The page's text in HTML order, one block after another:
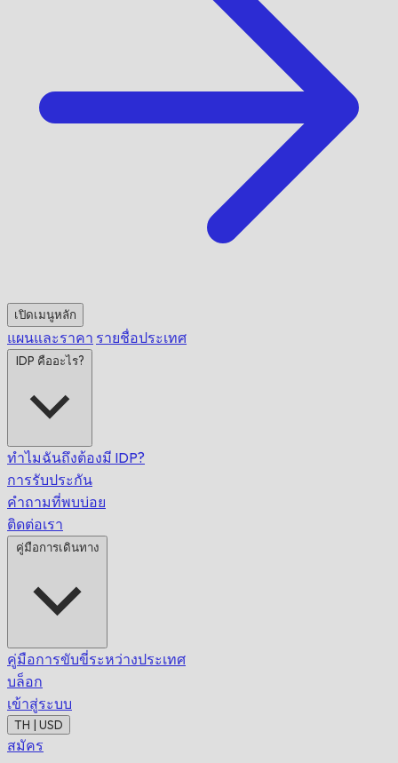
เปิดเมนูหลัก
แผนและราคา รายชื่อประเทศ
IDP คืออะไร?
ทำไมฉันถึงต้องมี IDP?
การรับประกัน
คำถามที่พบบ่อย
ติดต่อเรา
คู่มือการเดินทาง
คู่มือการขับขี่ระหว่างประเทศ
บล็อก
เข้าสู่ระบบ
TH | USD
สมัคร